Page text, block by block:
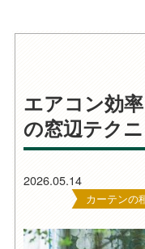
エアコン効
の窓辺テクニ
2026.05.14
カーテンの